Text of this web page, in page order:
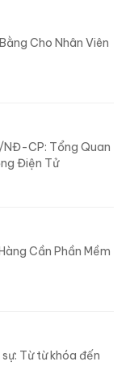
Cho Nhân Viên
CP: Tổng Quan
Điện Tử
Cần Phần Mềm
Từ từ khóa đến